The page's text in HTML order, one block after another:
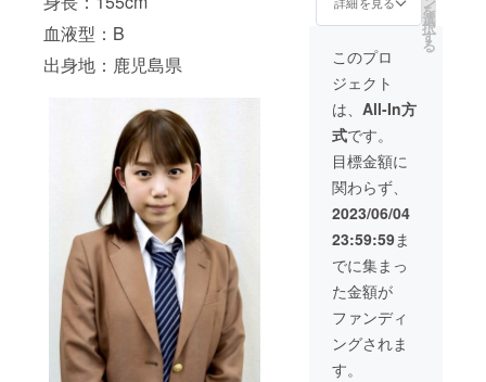
血液型：B
出身地：鹿児島県
お断り
させて
合がご
ざいま
す。そ
の場合
IREでご
使用の
ユー
ザーID
を掲載
させて
頂きま
す
時、必
欄にエ
ンド
ロール
に掲載
するお
名前
(ニック
ネーム
をご記
入くだ
さい。
掲載す
るお名
前や企
業名は
クを
キャス
トに用
意させ
て頂
き、ス
タッフ
が代わ
りにお
渡しし
ます ＊
オンラ
イン上
にて出
演キャ
ストの
トーク
を聞き
の支援
のおか
げで、
ヒロイ
ン＆出
演者&ス
タッフ
のモチ
ベー
ション
が上が
りま
す！ 差
し入れ
の風景
を撮影
した、5
分ほど
のスペ
シャル
前を記
載 ・特
別協賛
として
エンド
ロール
の一番
おいし
いとこ
ろにお
名前を
記載 ・
つんく
さんか
らの特
別提供
認定証
(データ)
＊映画
の本編
を
選
択
す
る
このプロ
ジェクト
は、 All-In方
式です。
目標金額に
関わらず、
2023/06/04
23:59:59ま
でに集まっ
た金額が
ファンディ
ングされま
す。